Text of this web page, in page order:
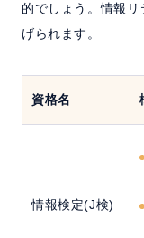
的でしょう。情報
げられます。
資格名
情報検定(J検)